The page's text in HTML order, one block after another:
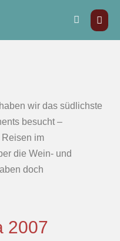
wir das südlichste
besucht –
im
die Wein- und
doch
2007